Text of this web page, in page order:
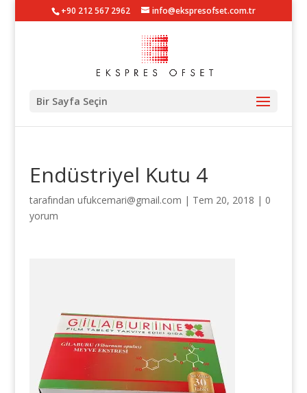
+90 212 567 2962 info@ekspresofset.com.tr
Bir Sayfa Seçin
Endüstriyel Kutu 4
tarafından ufukcemari@gmail.com | Tem 20, 2018 | 0
yorum